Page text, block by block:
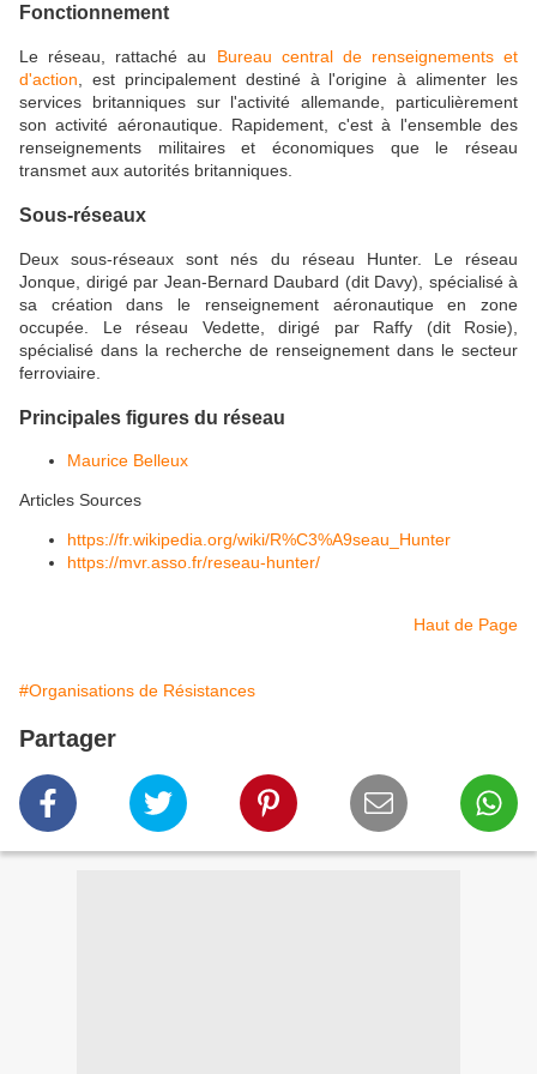
Fonctionnement
Le réseau, rattaché au Bureau central de renseignements et
d'action , est principalement destiné à l'origine à alimenter les
services britanniques sur l'activité allemande, particulièrement
son activité aéronautique. Rapidement, c'est à l'ensemble des
renseignements militaires et économiques que le réseau
transmet aux autorités britanniques.
Sous-réseaux
Deux sous-réseaux sont nés du réseau Hunter. Le réseau
Jonque, dirigé par Jean-Bernard Daubard (dit Davy), spécialisé à
sa création dans le renseignement aéronautique en zone
occupée. Le réseau Vedette, dirigé par Raffy (dit Rosie),
spécialisé dans la recherche de renseignement dans le secteur
ferroviaire.
Principales figures du réseau
Maurice Belleux
Articles Sources
https://fr.wikipedia.org/wiki/R%C3%A9seau_Hunter
https://mvr.asso.fr/reseau-hunter/
Haut de Page
#Organisations de Résistances
Partager